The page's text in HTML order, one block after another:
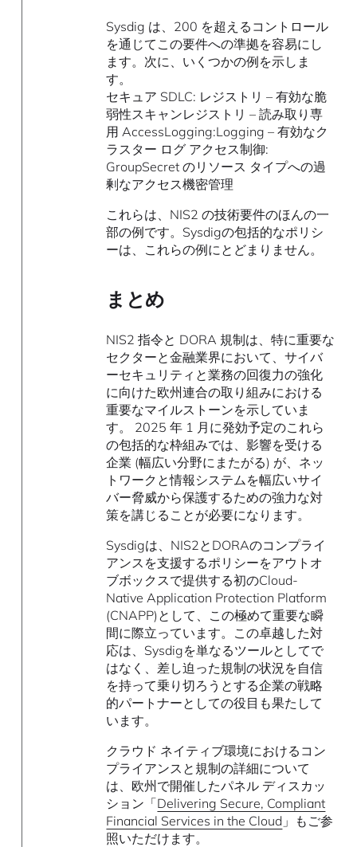
Sysdig は、200 を超えるコントロール
を通じてこの要件への準拠を容易にし
ます。次に、いくつかの例を示しま
す。
セキュア SDLC: レジストリ – 有効な脆
弱性スキャンレジストリ – 読み取り専
用 AccessLogging:Logging – 有効なク
ラスター ログ アクセス制御:
GroupSecret のリソース タイプへの過
剰なアクセス機密管理
これらは、NIS2 の技術要件のほんの一
部の例です。Sysdigの包括的なポリシ
ーは、これらの例にとどまりません。
まとめ
NIS2 指令と DORA 規制は、特に重要な
セクターと金融業界において、サイバ
ーセキュリティと業務の回復力の強化
に向けた欧州連合の取り組みにおける
重要なマイルストーンを示していま
す。 2025 年 1 月に発効予定のこれら
の包括的な枠組みでは、影響を受ける
企業 (幅広い分野にまたがる) が、ネッ
トワークと情報システムを幅広いサイ
バー脅威から保護するための強力な対
策を講じることが必要になります。
Sysdigは、NIS2とDORAのコンプライ
アンスを支援するポリシーをアウトオ
ブボックスで提供する初のCloud-
Native Application Protection Platform
(CNAPP)として、この極めて重要な瞬
間に際立っています。この卓越した対
応は、Sysdigを単なるツールとしてで
はなく、差し迫った規制の状況を自信
を持って乗り切ろうとする企業の戦略
的パートナーとしての役目も果たして
います。
クラウド ネイティブ環境におけるコン
プライアンスと規制の詳細について
は、欧州で開催したパネル ディスカッ
ション「Delivering Secure, Compliant
Financial Services in the Cloud 」もご参
照いただけます。